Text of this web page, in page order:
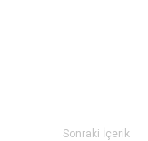
Sonraki İçerik